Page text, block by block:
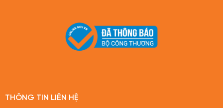
THÔNG TIN LIÊN HỆ